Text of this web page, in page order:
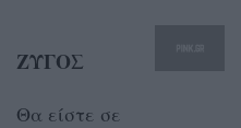
ΖΥΓΟΣ
Θα είστε σε